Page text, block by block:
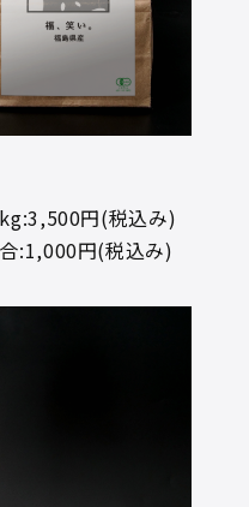
円(税込み)
:1,000円(税込み)